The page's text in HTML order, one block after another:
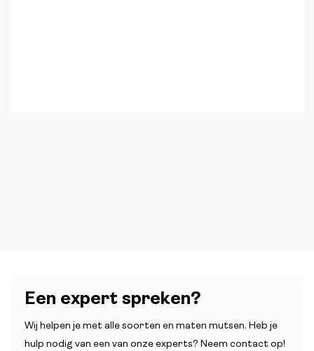
Een expert spreken?
Wij helpen je met alle soorten en maten mutsen. Heb je
hulp nodig van een van onze experts? Neem contact op!